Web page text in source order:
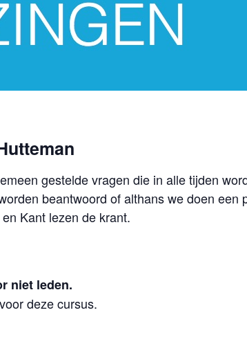
gestelde vragen die in alle tijden
beantwoord of althans we doen een
Kant lezen de krant.
niet leden.
deze cursus.